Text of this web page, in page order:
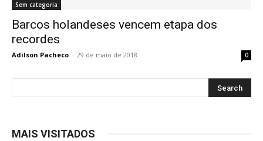
Sem categoria
Barcos holandeses vencem etapa dos
recordes
Adilson Pacheco - 29 de maio de 2018 0
MAIS VISITADOS